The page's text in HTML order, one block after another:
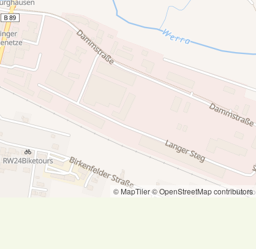
© MapTiler© OpenStreetMap contributors